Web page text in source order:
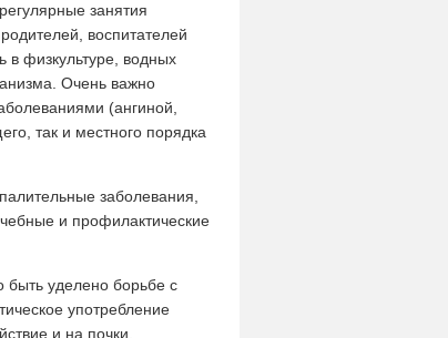
занятия
воспитателей
в физкультуре, водных
Очень важно
(ангиной,
так и местного порядка
заболевания,
и профилактические
уделено борьбе с
употребление
и на почки.